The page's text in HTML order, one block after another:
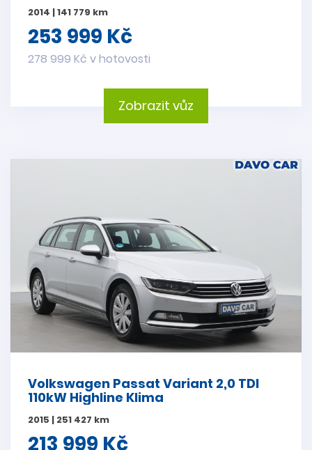
2014 | 141 779 km
253 999 Kč
278 999 Kč v hotovosti
Zobrazit vůz
Volkswagen Passat Variant 2,0 TDI
110kW Highline Klima
2015 | 251 427 km
213 999 Kč